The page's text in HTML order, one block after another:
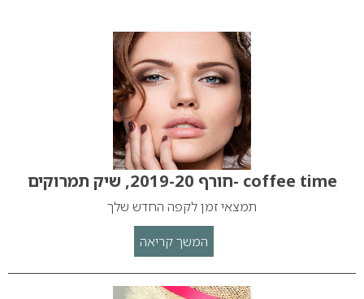
coffee time -חורף 2019-20, שיק תמרוקים
תמצאי זמן לקפה החדש שלך
המשך קריאה